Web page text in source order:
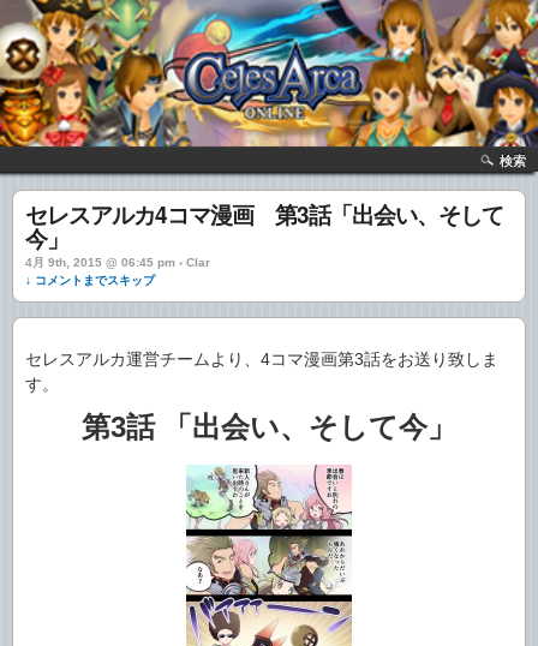
検索
セレスアルカ4コマ漫画 第3話「出会い、そして
今」
4月 9th, 2015 @ 06:45 pm › Clar
↓ コメントまでスキップ
セレスアルカ運営チームより、4コマ漫画第3話をお送り致しま
す。
第3話 「出会い、そして今」